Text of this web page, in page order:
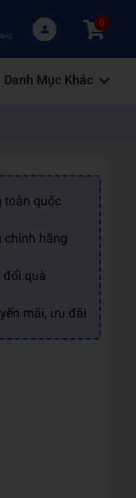
0
Danh Mục Khác
toàn quốc
chính hãng
quà
mãi, ưu đãi